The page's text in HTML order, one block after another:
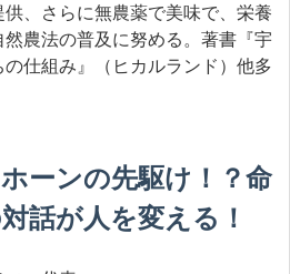
、さらに無農薬で美味で、栄養
農法の普及に努める。著書『宇
仕組み』（ヒカルランド）他多
ーンの先駆け！？命
話が人を変える！